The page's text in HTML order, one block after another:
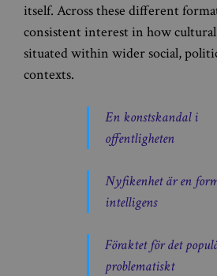
itself. Across these different
consistent interest in how
situated within wider social,
contexts.
En konstskandal i
offentligheten
Nyfikenhet är en
intelligens
Föraktet för det
problematiskt